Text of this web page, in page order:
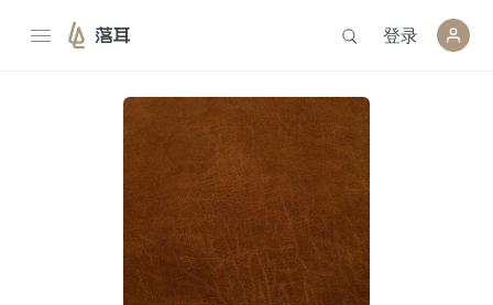
落耳 登录